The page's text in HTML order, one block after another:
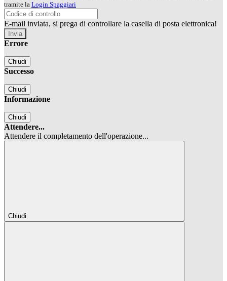
tramite la Login Spaggiari
E-mail inviata, si prega di controllare la casella di posta elettronica!
Errore
Chiudi
Successo
Chiudi
Informazione
Chiudi
Attendere...
Attendere il completamento dell'operazione...
Chiudi